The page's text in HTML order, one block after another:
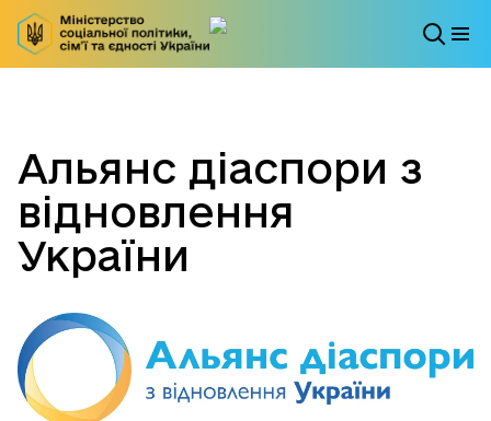
Альянс діаспори з
відновлення
України